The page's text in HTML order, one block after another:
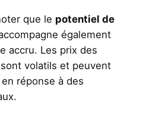
que le potentiel de
également
accru. Les prix des
volatils et peuvent
réponse à des